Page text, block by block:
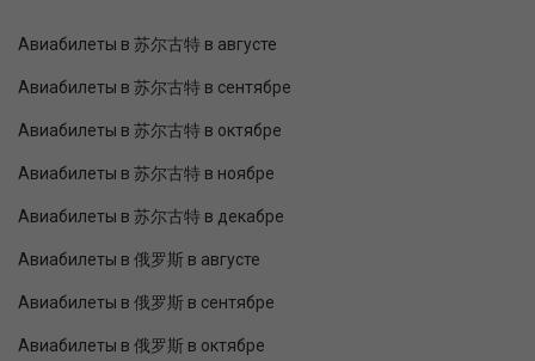
Авиабилеты в 苏尔古特 в августе
Авиабилеты в 苏尔古特 в сентябре
Авиабилеты в 苏尔古特 в октябре
Авиабилеты в 苏尔古特 в ноябре
Авиабилеты в 苏尔古特 в декабре
Авиабилеты в 俄罗斯 в августе
Авиабилеты в 俄罗斯 в сентябре
Авиабилеты в 俄罗斯 в октябре